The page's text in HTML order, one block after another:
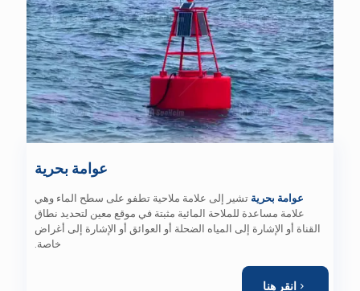
عوامة بحرية
عوامة بحرية تشير إلى علامة ملاحية تطفو على سطح الماء وهي
علامة مساعدة للملاحة المائية مثبتة في موقع معين لتحديد نطاق
القناة أو الإشارة إلى المياه الضحلة أو العوائق أو الإشارة إلى أغراض
خاصة.
انقر هنا